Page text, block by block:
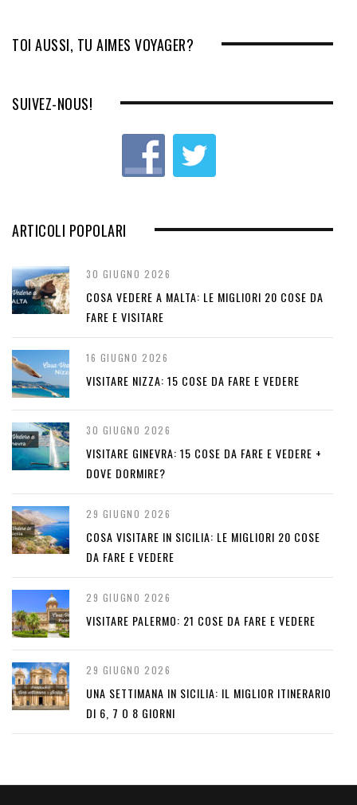
v
o
t
TOI AUSSI, TU AIMES VOYAGER?
SUIVEZ-NOUS!
ARTICOLI POPOLARI
30 GIUGNO 2026
COSA VEDERE A MALTA: LE MIGLIORI 20 COSE DA
FARE E VISITARE
16 GIUGNO 2026
VISITARE NIZZA: 15 COSE DA FARE E VEDERE
30 GIUGNO 2026
VISITARE GINEVRA: 15 COSE DA FARE E VEDERE +
DOVE DORMIRE?
29 GIUGNO 2026
COSA VISITARE IN SICILIA: LE MIGLIORI 20 COSE
DA FARE E VEDERE
29 GIUGNO 2026
VISITARE PALERMO: 21 COSE DA FARE E VEDERE
29 GIUGNO 2026
UNA SETTIMANA IN SICILIA: IL MIGLIOR ITINERARIO
DI 6, 7 O 8 GIORNI